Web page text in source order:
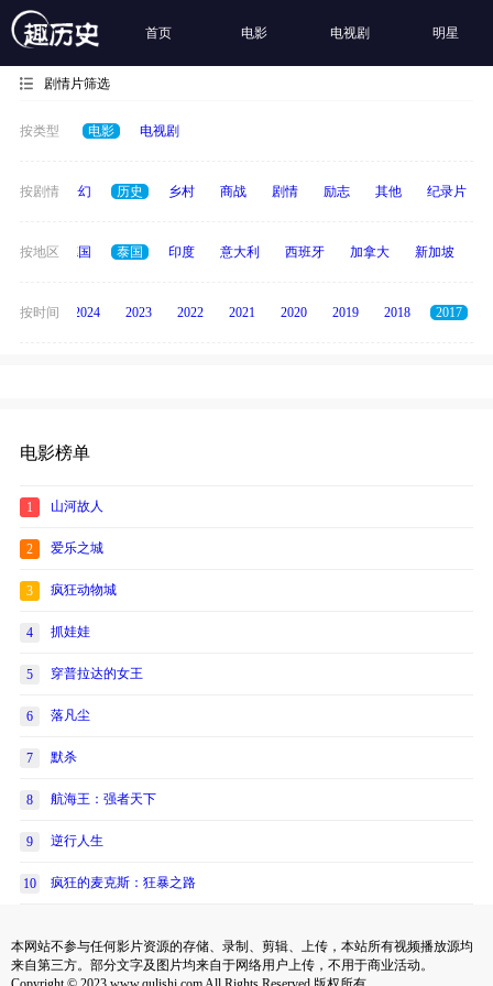
首页 电影 电视剧 明星
剧情片筛选
按类型 电影 电视剧
按剧情
动作 奇幻 历史 乡村 商战 剧情 励志 其他 纪录片
按地区
韩国 德国 泰国 印度 意大利 西班牙 加拿大 新加坡
按时间
2025 2024 2023 2022 2021 2020 2019 2018 2017
电影榜单
1 山河故人
2 爱乐之城
3 疯狂动物城
4 抓娃娃
5 穿普拉达的女王
6 落凡尘
7 默杀
8 航海王：强者天下
9 逆行人生
10 疯狂的麦克斯：狂暴之路
本网站不参与任何影片资源的存储、录制、剪辑、上传，本站所有视频播放源均
来自第三方。部分文字及图片均来自于网络用户上传，不用于商业活动。